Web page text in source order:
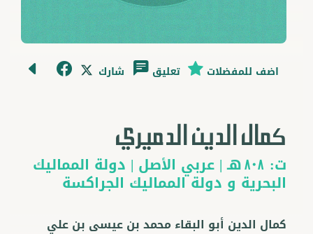
شارك تعليق اضف للمفضلات
كمال الدين الدميري
ت: 808هـ | عربي الأصل | دولة المماليك
البحرية و دولة المماليك الجراكسة
كمال الدين أبو البقاء محمد بن عيسى بن علي